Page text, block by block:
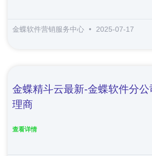
金蝶软件营销服务中心 2025-07-17
金蝶精斗云最新-金蝶软件分
理商
查看详情